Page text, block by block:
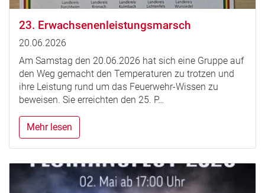
23. Erwachsenenleistungsmarsch
20.06.2026
Am Samstag den 20.06.2026 hat sich eine Gruppe auf
den Weg gemacht den Temperaturen zu trotzen und
ihre Leistung rund um das Feuerwehr-Wissen zu
beweisen. Sie erreichten den 25. P…
Mehr lesen